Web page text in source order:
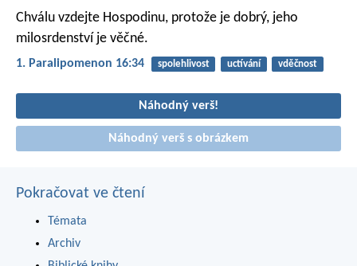
Chválu vzdejte Hospodinu, protože je dobrý, jeho
milosrdenství je věčné.
1. Paralipomenon 16:34 spolehlivost uctívání vděčnost
Náhodný verš!
Náhodný verš s obrázkem
Pokračovat ve čtení
Témata
Archiv